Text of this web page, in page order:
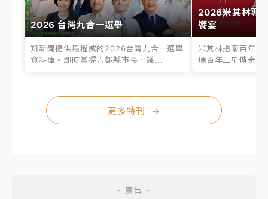
2026 台灣九合一選舉
知新聞提供最權威的2026台灣九合一選舉
資料庫。即時掌握六都縣市長、議...
2026米其林專
饗宴
米其林指南百年之
瑞百年三星傳奇、
更多特刊 →